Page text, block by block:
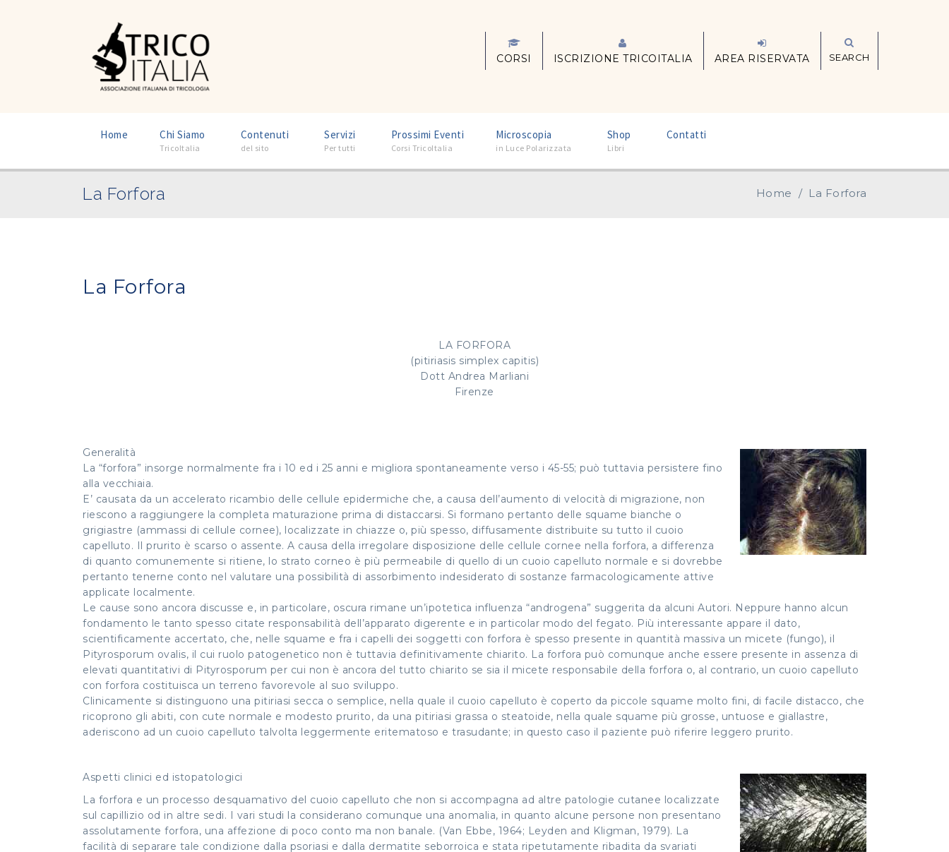
CORSI ISCRIZIONE TRICOITALIA AREA RISERVATA SEARCH
Home Chi Siamo
TricoItalia
Contenuti
del sito
Servizi
Per tutti
Prossimi Eventi
Corsi TricoItalia
Microscopia
in Luce Polarizzata
Shop
Libri
Contatti
La Forfora Home / La Forfora
La Forfora
LA FORFORA
(pitiriasis simplex capitis)
Dott Andrea Marliani
Firenze
Generalità
La “forfora” insorge normalmente fra i 10 ed i 25 anni e migliora spontaneamente verso i 45-55; può tuttavia persistere fino
alla vecchiaia.
E’ causata da un accelerato ricambio delle cellule epidermiche che, a causa dell’aumento di velocità di migrazione, non
riescono a raggiungere la completa maturazione prima di distaccarsi. Si formano pertanto delle squame bianche o
grigiastre (ammassi di cellule cornee), localizzate in chiazze o, più spesso, diffusamente distribuite su tutto il cuoio
capelluto. Il prurito è scarso o assente. A causa della irregolare disposizione delle cellule cornee nella forfora, a differenza
di quanto comunemente si ritiene, lo strato corneo è più permeabile di quello di un cuoio capelluto normale e si dovrebbe
pertanto tenerne conto nel valutare una possibilità di assorbimento indesiderato di sostanze farmacologicamente attive
applicate localmente.
Le cause sono ancora discusse e, in particolare, oscura rimane un’ipotetica influenza “androgena” suggerita da alcuni Autori. Neppure hanno alcun
fondamento le tanto spesso citate responsabilità dell’apparato digerente e in particolar modo del fegato. Più interessante appare il dato,
scientificamente accertato, che, nelle squame e fra i capelli dei soggetti con forfora è spesso presente in quantità massiva un micete (fungo), il
Pityrosporum ovalis, il cui ruolo patogenetico non è tuttavia definitivamente chiarito. La forfora può comunque anche essere presente in assenza di
elevati quantitativi di Pityrosporum per cui non è ancora del tutto chiarito se sia il micete responsabile della forfora o, al contrario, un cuoio capelluto
con forfora costituisca un terreno favorevole al suo sviluppo.
Clinicamente si distinguono una pitiriasi secca o semplice, nella quale il cuoio capelluto è coperto da piccole squame molto fini, di facile distacco, che
ricoprono gli abiti, con cute normale e modesto prurito, da una pitiriasi grassa o steatoide, nella quale squame più grosse, untuose e giallastre,
aderiscono ad un cuoio capelluto talvolta leggermente eritematoso e trasudante; in questo caso il paziente può riferire leggero prurito.
Aspetti clinici ed istopatologici
La forfora e un processo desquamativo del cuoio capelluto che non si accompagna ad altre patologie cutanee localizzate
sul capillizio od in altre sedi. I vari studi la considerano comunque una anomalia, in quanto alcune persone non presentano
assolutamente forfora, una affezione di poco conto ma non banale. (Van Ebbe, 1964; Leyden and Kligman, 1979). La
facilità di separare tale condizione dalla psoriasi e dalla dermatite seborroica e stata ripetutamente ribadita da svariati